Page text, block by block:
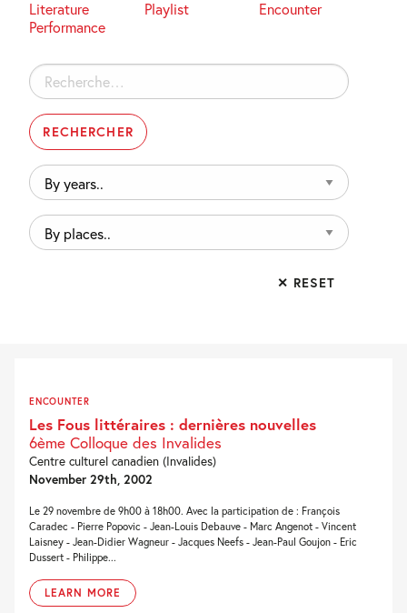
Literature
Playlist
Encounter
Performance
Rechercher :
By
years..
By
places..
✕ RESET
ENCOUNTER
Les Fous littéraires : dernières nouvelles
6ème Colloque des Invalides
Centre culturel canadien (Invalides)
November 29th, 2002
Le 29 novembre de 9h00 à 18h00. Avec la participation de : François
Caradec - Pierre Popovic - Jean-Louis Debauve - Marc Angenot - Vincent
Laisney - Jean-Didier Wagneur - Jacques Neefs - Jean-Paul Goujon - Eric
Dussert - Philippe...
LEARN MORE